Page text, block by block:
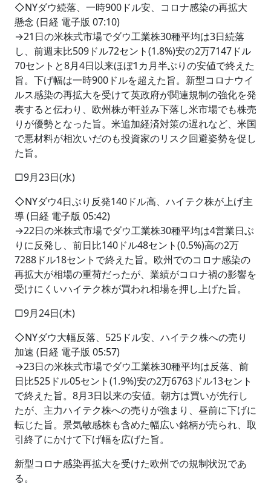
◇NYダウ続落、一時900ドル安、コロナ感染の再拡大
懸念 (日経 電子版 07:10)
→21日の米株式市場でダウ工業株30種平均は3日続落
し、前週末比509ドル72セント(1.8%)安の2万7147ドル
70セントと8月4日以来ほぼ1カ月半ぶりの安値で終えた
旨。下げ幅は一時900ドルを超えた旨。新型コロナウイ
ルス感染の再拡大を受けて英政府が関連規制の強化を発
表すると伝わり、欧州株が軒並み下落し米市場でも株売
りが優勢となった旨。米追加経済対策の遅れなど、米国
で悪材料が相次いだのも投資家のリスク回避姿勢を促し
た旨。
□9月23日(水)
◇NYダウ4日ぶり反発140ドル高、ハイテク株が上げ主
導 (日経 電子版 05:42)
→22日の米株式市場でダウ工業株30種平均は4営業日ぶ
りに反発し、前日比140ドル48セント(0.5%)高の2万
7288ドル18セントで終えた旨。欧州でのコロナ感染の
再拡大が相場の重荷だったが、業績がコロナ禍の影響を
受けにくいハイテク株が買われ相場を押し上げた旨。
□9月24日(木)
◇NYダウ大幅反落、525ドル安、ハイテク株への売り
加速 (日経 電子版 05:57)
→23日の米株式市場でダウ工業株30種平均は反落、前
日比525ドル05セント(1.9%)安の2万6763ドル13セント
で終えた旨。8月3日以来の安値。朝方は買いが先行し
たが、主力ハイテク株への売りが強まり、昼前に下げに
転じた旨。景気敏感株も含めた幅広い銘柄が売られ、取
引終了にかけて下げ幅を広げた旨。
新型コロナ感染再拡大を受けた欧州での規制状況であ
る。